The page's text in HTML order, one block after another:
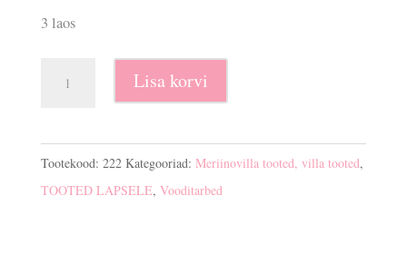
3 laos
Lisa korvi
Tootekood: 222 Kategooriad: Meriinovilla tooted, villa tooted,
TOOTED LAPSELE, Vooditarbed